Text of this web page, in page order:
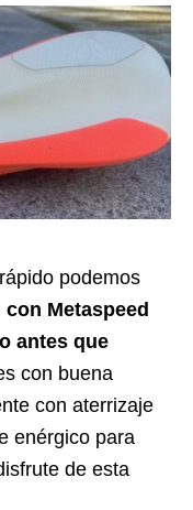
podemos
con Metaspeed
antes que
con buena
con aterrizaje
enérgico para
de esta